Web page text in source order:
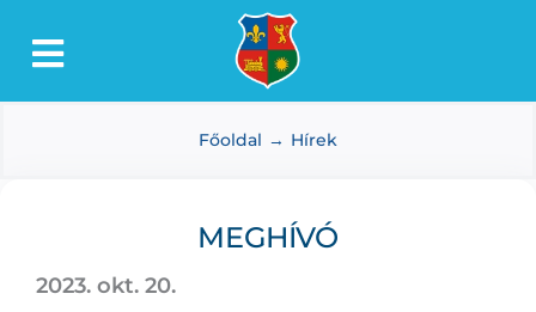
Toggle
Lőkösháza
Dokumentumtár
Média
Főoldal Hírek
MEGHÍVÓ
2023. okt. 20.